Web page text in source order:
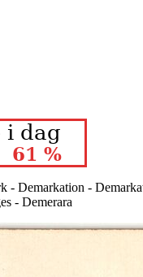
Demarkation -
- Demerara